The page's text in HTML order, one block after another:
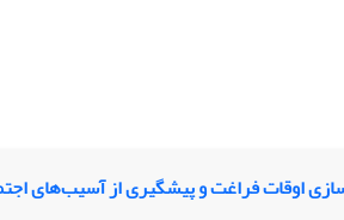
اوقات فراغت و پیشگیری از آسیب‌های